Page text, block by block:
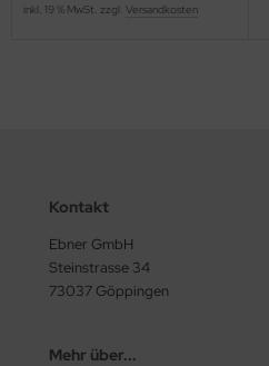
inkl. 19 % MwSt. zzgl. Versandkosten
Kontakt
Ebner GmbH
Steinstrasse 34
73037 Göppingen
Mehr über...